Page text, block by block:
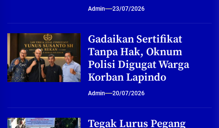
Admin 23/07/2026
Gadaikan Sertifikat
Tanpa Hak, Oknum
Polisi Digugat Warga
Korban Lapindo
Admin 20/07/2026
Tegak Lurus Pegang